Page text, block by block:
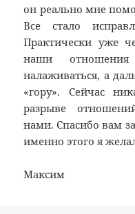
он реально мне
Все стало
Практически уже
наши
налаживаться, а
«гору». Сейчас
разрыве
нами. Спасибо вам
именно этого я
Максим